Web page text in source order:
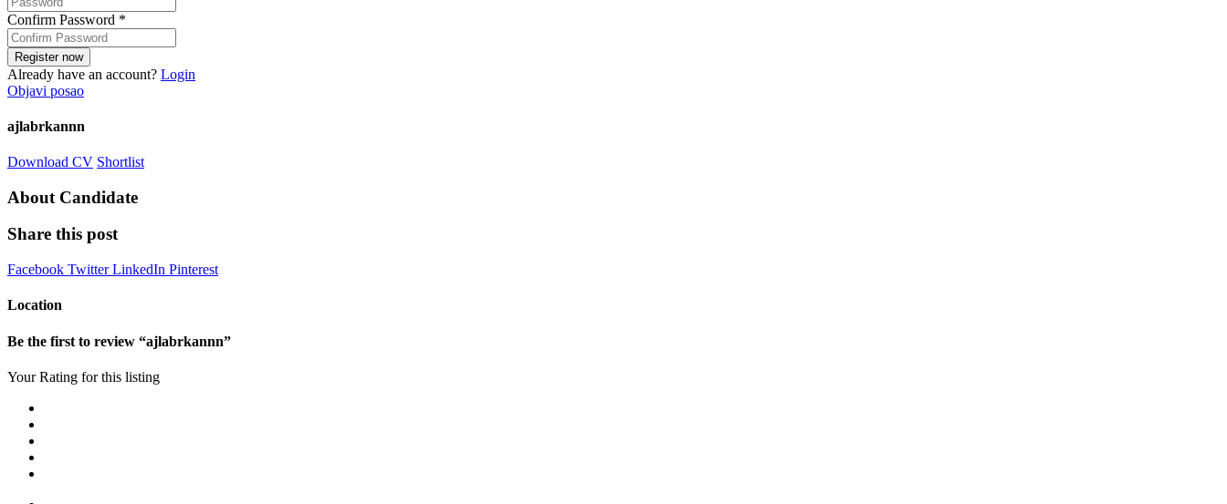
Confirm Password *
Already have an account? Login
Objavi posao
ajlabrkannn
Download CV Shortlist
About Candidate
Share this post
Facebook TwitterLinkedIn Pinterest
Location
Be the first to review “ajlabrkannn”
Your Rating for this listing